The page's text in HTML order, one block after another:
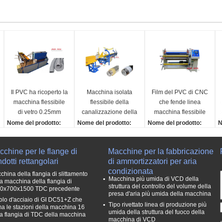
Il PVC ha ricoperto la
macchina flessibile
di vetro 0.25mm
della condotta della
Nome del prodotto:
di vetro rivestita in PVC
Materia prima:
Panno di vetro della fibr
a
Spessore:
0,25 mm
Larghezza di sovrappo
Macchina isolata
flessibile della
canalizzazione della
macchina della
Nome del prodotto:
Diametro interno:
￠80-￠600mm
Lunghezza massima:
10,000 mm
spessore del di allumi
nio:
Film del PVC di CNC
che fende linea
macchina flessibile
della condotta
Nome del prodotto:
Tipo di macchina da ta
glio:
1600MM
Motore:
7,5 kW
Potenza totale della m
acchina:
per le flange di
rettangolari
della flangia di slittamento
macchina della flangia di
TDC precedente
d'acciaio di GI DC51+Z che
le stazioni della macchina 16
flangia di TDC della macchina
Macchine per la fabbricazione
di ammortizzatori per aria
condizionata
Macchina più umida di VCD della
struttura del controllo del volume della
presa d'aria più umida della macchina
Tipo rivettato linea di produzione più
umida della struttura del fuoco della
macchina di VCD